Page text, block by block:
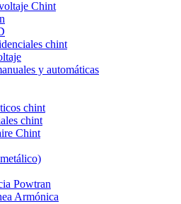
Chint
chint
y automáticas
chint
chint
Chint
Powtran
Armónica